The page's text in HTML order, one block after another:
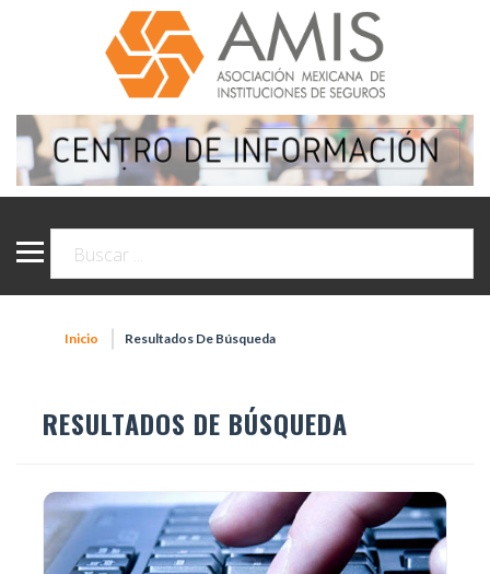
Inicio Resultados De Búsqueda
RESULTADOS DE BÚSQUEDA